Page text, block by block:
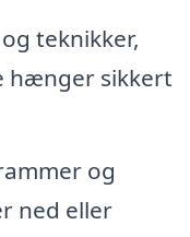
teknikker,
hænger sikkert
og
ned eller